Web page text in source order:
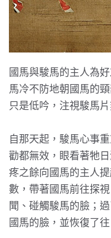
國馬與駿馬的主人為
馬冷不防地朝國馬的
只是低吟，注視駿馬
自那天起，駿馬心事
勸都無效，眼看著牠
疼之餘向國馬的主人
數，帶著國馬前往探
聞、碰觸駿馬的臉；
國馬的臉，並恢復了往